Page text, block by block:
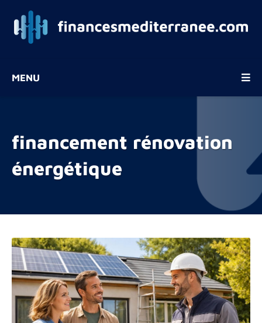
MENU
financement rénovation
énergétique